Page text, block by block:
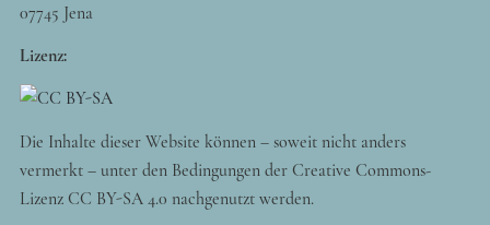
07745 Jena
Lizenz:
Die Inhalte dieser Website können – soweit nicht anders
vermerkt – unter den Bedingungen der Creative Commons-
Lizenz CC BY-SA 4.0 nachgenutzt werden.